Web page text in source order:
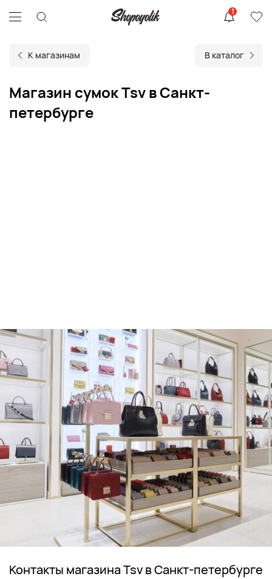
1
К магазинам В каталог
Магазин сумок Tsv в Санкт-
петербурге
Контакты магазина Tsv в Санкт-петербурге